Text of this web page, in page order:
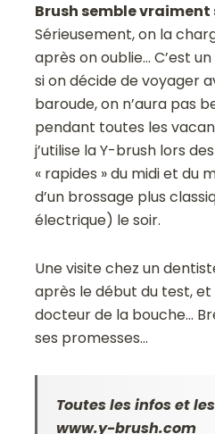
Brush semble
Sérieusement, on la
après on oublie… C’est
si on décide de voyager
baroude, on n’aura pas
pendant toutes les
j’utilise la Y-brush lors
« rapides » du midi et du
d’un brossage plus
électrique) le soir.
Une visite chez un
après le début du test,
docteur de la bouche…
ses promesses…
Toutes les infos et
www.y-brush.com